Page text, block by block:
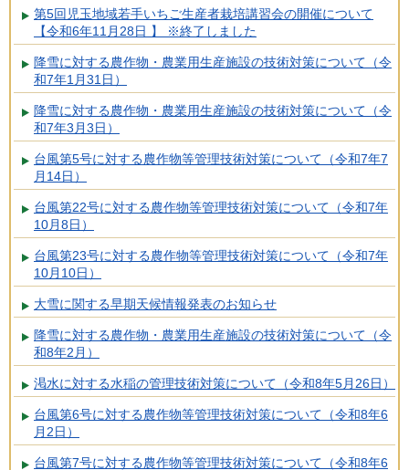
第5回児玉地域若手いちご生産者栽培講習会の開催について
【令和6年11月28日 】 ※終了しました
降雪に対する農作物・農業用生産施設の技術対策について（令
和7年1月31日）
降雪に対する農作物・農業用生産施設の技術対策について（令
和7年3月3日）
台風第5号に対する農作物等管理技術対策について（令和7年7
月14日）
台風第22号に対する農作物等管理技術対策について（令和7年
10月8日）
台風第23号に対する農作物等管理技術対策について（令和7年
10月10日）
大雪に関する早期天候情報発表のお知らせ
降雪に対する農作物・農業用生産施設の技術対策について（令
和8年2月）
渇水に対する水稲の管理技術対策について（令和8年5月26日）
台風第6号に対する農作物等管理技術対策について（令和8年6
月2日）
台風第7号に対する農作物等管理技術対策について（令和8年6